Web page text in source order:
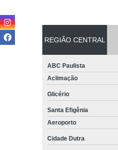
REGIÃO CENTRAL
ABC Paulista
Aclimação
Glicério
Santa Efigênia
Aeroporto
Cidade Dutra